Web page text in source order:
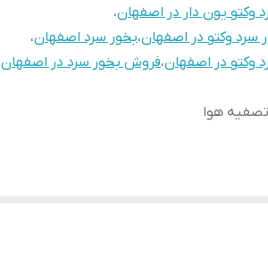
وکتو یون دار در اصفهان،
سرد وکتو در اصفهان،بخور سرد اصفهان،
وکتو در اصفهان،فروش بخور سرد در اصفهان
هوا